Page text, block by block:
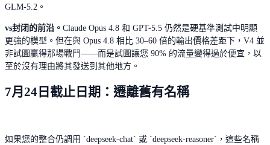
GLM-5.2。
vs封闭的前沿。 Claude Opus 4.8 和 GPT-5.5 仍然是硬基準測試中明顯
更強的模型。但在與 Opus 4.8 相比 30–60 倍的輸出價格差距下，V4 並
非試圖贏得那場戰鬥——而是試圖讓您 90% 的流量變得過於便宜，以
至於沒有理由將其發送到其他地方。
7月24日截止日期：遷離舊有名稱
如果您的整合仍調用 `deepseek-chat` 或 `deepseek-reasoner`，這些名稱